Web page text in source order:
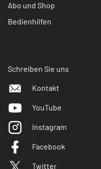
Abo und Shop
Bedienhilfen
Schreiben Sie uns
Kontakt
YouTube
Instagram
Facebook
Twitter